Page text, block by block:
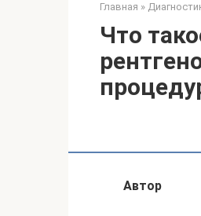
Главная »
Что
Автор